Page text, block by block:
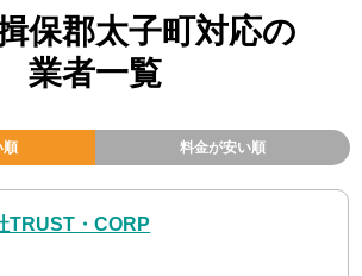
保郡太子町対応の
業者一覧
順 料金が安い順
TRUST・CORP